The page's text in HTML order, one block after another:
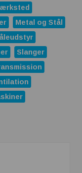
Metal og Stål
Slanger